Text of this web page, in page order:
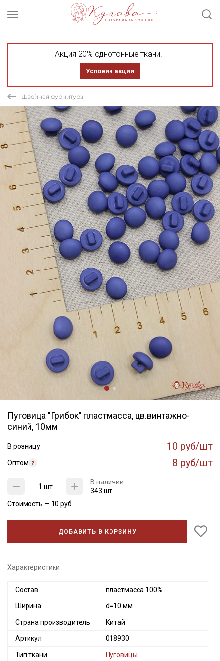
Акция 20% однотонные ткани!
Условия акции
Швейная фурнитура
Пуговица "Грибок" пластмасса, цв.винтажно-
синий, 10мм
В розницу 10 руб/шт
Оптом 8 руб/шт
шт
В наличии
343 шт
Стоимость — 10 руб
ДОБАВИТЬ В КОРЗИНУ
Характеристики
Состав пластмасса 100%
Ширина d=10 мм
Страна производитель Китай
Артикул 018930
Тип ткани Пуговицы
Секретная рассылка от Купава
Мы публикуем здесь дополнительные
промокоды и скидки до 30% на узкие
Электронная почта